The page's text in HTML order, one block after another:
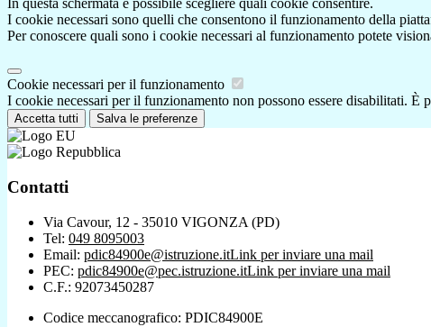
In questa schermata è possibile scegliere quali cookie consentire.
I cookie necessari sono quelli che consentono il funzionamento della
Per conoscere quali sono i cookie necessari al funzionamento potete
Cookie necessari per il funzionamento
I cookie necessari per il funzionamento non possono essere disabilitati.
Accetta tutti Salva le preferenze
Contatti
Via Cavour, 12 - 35010 VIGONZA (PD)
Tel: 049 8095003
Email: pdic84900e@istruzione.itLink per inviare una mail
PEC: pdic84900e@pec.istruzione.itLink per inviare una mail
C.F.: 92073450287
Codice meccanografico: PDIC84900E